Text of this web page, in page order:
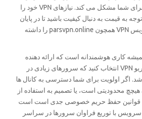
دارند که این انتخاب را برای شما مشکل می کند. نیازهای VPN خود را
به قیمت به دنبال کیفیت باشید تا در پایان
بهترین ارائه دهنده سرویس VPN همچون parsvpn.online را داشته
کاری هوشمندانه است که ارائه دهنده
سرویسی برای خرید کریو VPN انتخاب کنید که سرورهای زیادی در
اگر اولویت برای شما دسترسی به کانال ها
محدودیتی است، یا تصمیم به استفاده از
قوانین حفظ حریم خصوصی جدی است است
سرویس با توریع فراوان سرورها در سراسر